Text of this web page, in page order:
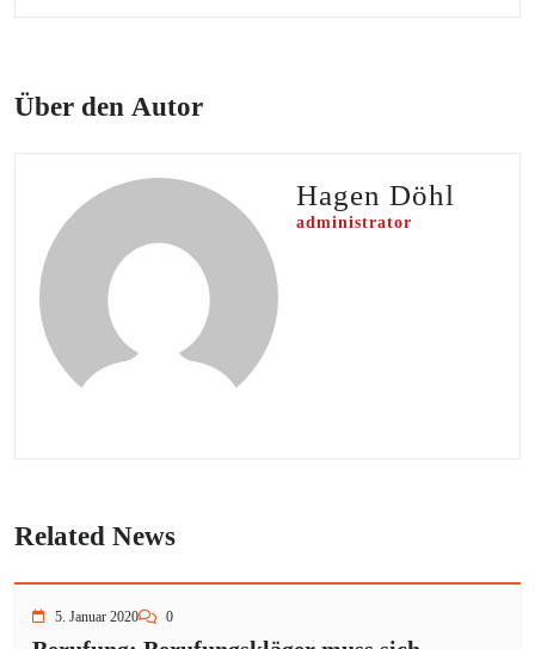
Über den Autor
Hagen Döhl
administrator
Related News
5. Januar 2020 0